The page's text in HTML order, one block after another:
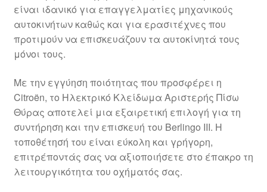
Ολοκλήρωση αγοράς
Οροι και Προϋποθέσεις
Παγκόσμια αποστολή
Παράπονα
πληρωμές
Πολιτική Απορρήτου
είναι ιδανικό για επαγγελματίες μηχανικούς
αυτοκινήτων καθώς και για ερασιτέχνες που
προτιμούν να επισκευάζουν τα αυτοκίνητά τους
μόνοι τους.
Με την εγγύηση ποιότητας που προσφέρει η
Citroën, το Ηλεκτρικό Κλείδωμα Αριστερής Πίσω
Θύρας αποτελεί μια εξαιρετική επιλογή για τη
συντήρηση και την επισκευή του Berlingo III. Η
τοποθέτησή του είναι εύκολη και γρήγορη,
επιτρέποντάς σας να αξιοποιήσετε στο έπακρο τη
λειτουργικότητα του οχήματός σας.